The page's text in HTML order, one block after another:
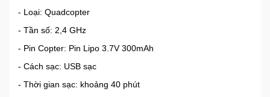
- Loại: Quadcopter
- Tần số: 2,4 GHz
- Pin Copter: Pin Lipo 3.7V 300mAh
- Cách sạc: USB sạc
- Thời gian sạc: khoảng 40 phút